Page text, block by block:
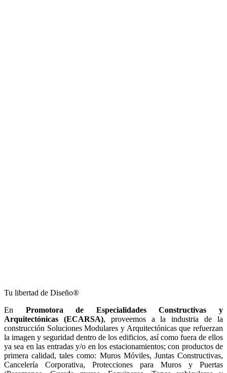
Tu libertad de Diseño®
En Promotora de Especialidades Constructivas y
Arquitectónicas (ECARSA), proveemos a la industria de la
construcción Soluciones Modulares y Arquitectónicas que refuerzan
la imagen y seguridad dentro de los edificios, así como fuera de ellos
ya sea en las entradas y/o en los estacionamientos; con productos de
primera calidad, tales como: Muros Móviles, Juntas Constructivas,
Cancelería Corporativa, Protecciones para Muros y Puertas